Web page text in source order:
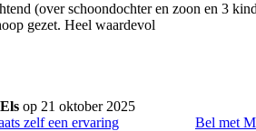
(over schoondochter en zoon en 3
gezet. Heel waardevol
op 21 oktober 2025
zelf een ervaring
Bel met